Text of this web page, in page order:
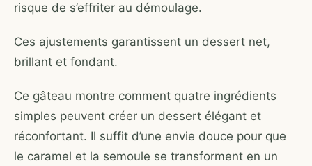
risque de s’effriter au démoulage.
Ces ajustements garantissent un dessert net,
brillant et fondant.
Ce gâteau montre comment quatre ingrédients
simples peuvent créer un dessert élégant et
réconfortant. Il suffit d’une envie douce pour que
le caramel et la semoule se transforment en un